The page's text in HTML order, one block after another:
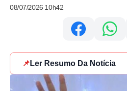
08/07/2026 10h42
📌 Ler Resumo Da Notícia